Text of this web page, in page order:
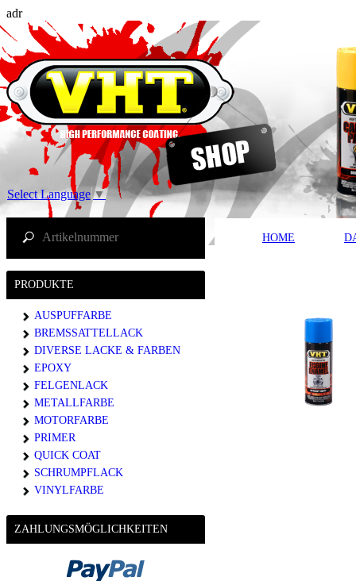
adr
Select Language▼
HOME
PRODUKTE
AUSPUFFARBE
BREMSSATTELLACK
DIVERSE LACKE & FARBEN
EPOXY
FELGENLACK
METALLFARBE
MOTORFARBE
PRIMER
QUICK COAT
SCHRUMPFLACK
VINYLFARBE
ZAHLUNGSMÖGLICHKEITEN